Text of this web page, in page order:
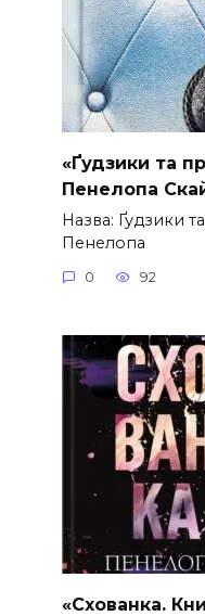
«Ґудзики та
Пенелопа
Назва: Ґудзики
Пенелопа
0 92
«Схованка.